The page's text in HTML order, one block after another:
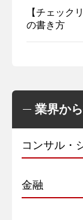
【チェック
の書き方
業界か
コンサル・
金融